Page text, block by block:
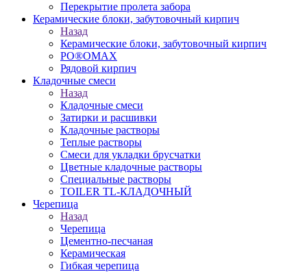
Перекрытие пролета забора
Керамические блоки, забутовочный кирпич
Назад
Керамические блоки, забутовочный кирпич
PO®OMAX
Рядовой кирпич
Кладочные смеси
Назад
Кладочные смеси
Затирки и расшивки
Кладочные растворы
Теплые растворы
Смеси для укладки брусчатки
Цветные кладочные растворы
Специальные растворы
TOILER TL-КЛАДОЧНЫЙ
Черепица
Назад
Черепица
Цементно-песчаная
Керамическая
Гибкая черепица